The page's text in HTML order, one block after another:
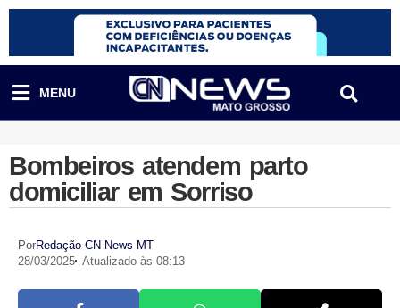
MENU
Bombeiros atendem parto
domiciliar em Sorriso
PorRedação CN News MT
28/03/2025 Atualizado às 08:13